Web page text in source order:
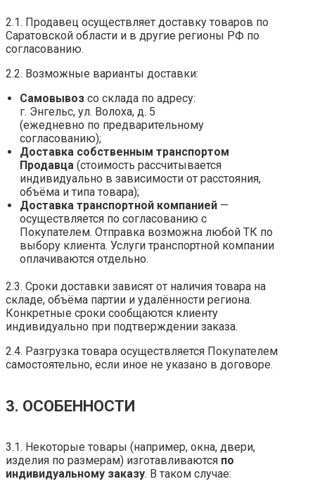
2.1. Продавец осуществляет доставку товаров по
Саратовской области и в другие регионы РФ по
согласованию.
2.2. Возможные варианты доставки:
Самовывоз со склада по адресу:
г. Энгельс, ул. Волоха, д. 5
(ежедневно по предварительному
согласованию);
Доставка собственным транспортом
Продавца (стоимость рассчитывается
индивидуально в зависимости от расстояния,
объёма и типа товара);
Доставка транспортной компанией —
осуществляется по согласованию с
Покупателем. Отправка возможна любой ТК по
выбору клиента. Услуги транспортной компании
оплачиваются отдельно.
2.3. Сроки доставки зависят от наличия товара на
складе, объёма партии и удалённости региона.
Конкретные сроки сообщаются клиенту
индивидуально при подтверждении заказа.
2.4. Разгрузка товара осуществляется Покупателем
самостоятельно, если иное не указано в договоре.
3. ОСОБЕННОСТИ
3.1. Некоторые товары (например, окна, двери,
изделия по размерам) изготавливаются по
индивидуальному заказу. В таком случае: